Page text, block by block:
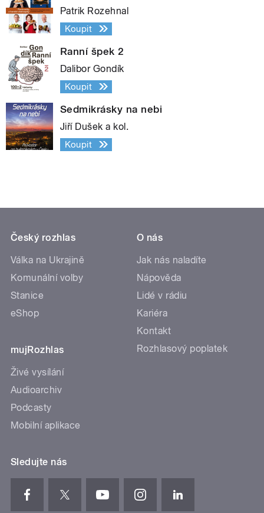
Patrik Rozehnal
Koupit
Ranní špek 2
Dalibor Gondík
Koupit
Sedmikrásky na nebi
Jiří Dušek a kol.
Koupit
Český rozhlas
Válka na Ukrajině
Komunální volby
Stanice
eShop
mujRozhlas
Živé vysílání
Audioarchiv
Podcasty
Mobilní aplikace
O nás
Jak nás naladíte
Nápověda
Lidé v rádiu
Kariéra
Kontakt
Rozhlasový poplatek
Sledujte nás